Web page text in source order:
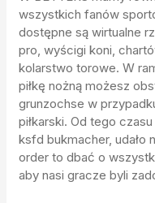
wszystkich fanów
dostępne są wirtualne
pro, wyścigi koni,
kolarstwo torowe. W
piłkę nożną możesz
grunzochse w
piłkarski. Od tego
ksfd bukmacher, udało
order to dbać o
aby nasi gracze byli